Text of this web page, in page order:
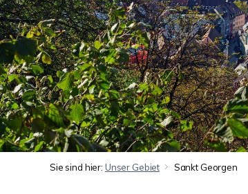
Sie sind hier: Unser Gebiet Sankt Georgen